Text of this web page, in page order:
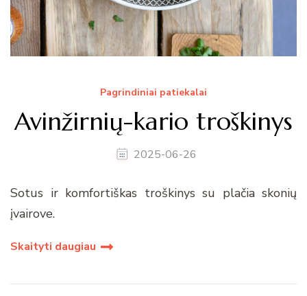
Pagrindiniai patiekalai
Avinžirnių-kario troškinys
2025-06-26
Sotus ir komfortiškas troškinys su plačia skonių
įvairove.
Skaityti daugiau